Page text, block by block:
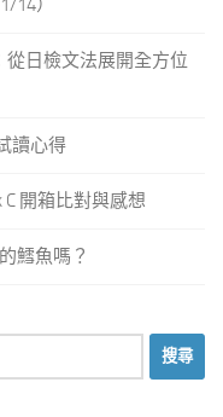
14）
從日檢文法展開全方位
讀心得
開箱比對與感想
鱈魚嗎？